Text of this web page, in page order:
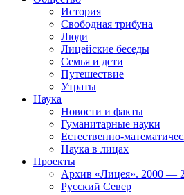
История
Свободная трибуна
Люди
Лицейские беседы
Семья и дети
Путешествие
Утраты
Наука
Новости и факты
Гуманитарные науки
Естественно-
Наука в лицах
Проекты
Архив «Лицея». 2000 —
Русский Север